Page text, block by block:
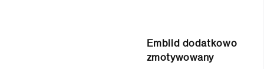
Embiid dodatkowo
zmotywowany